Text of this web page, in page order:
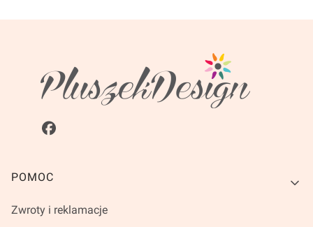
Linki w stopce
POMOC
Zwroty i reklamacje